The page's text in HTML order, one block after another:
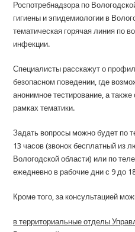
Роспотребнадзора по
гигиены и эпидемиологии в
тематическая горячая линия по
инфекции.
Специалисты расскажут о
безопасном поведении, где
анонимное тестирование, а
рамках тематики.
Задать вопросы можно будет по
13 часов (звонок бесплатный из
Вологодской области) или по
ежедневно в рабочие дни с 9 до
Кроме того, за консультацией
в территориальные отделы